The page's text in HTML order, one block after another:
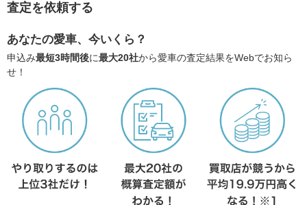
査定を依頼する
あなたの愛車、今いくら？
申込み最短3時間後に最大20社から愛車の査定結果をWebでお知ら
せ！